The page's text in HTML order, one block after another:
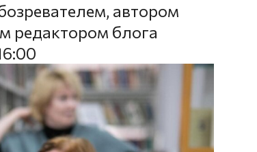
автором
редактором блога